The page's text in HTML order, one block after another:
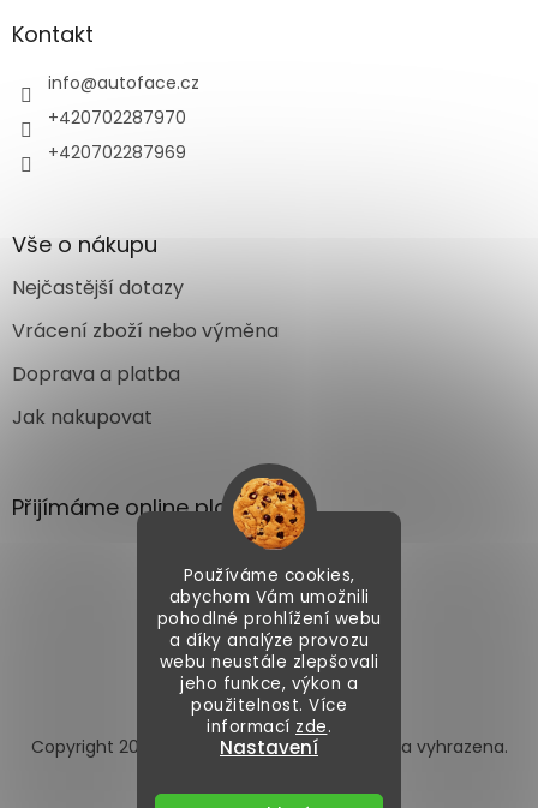
Používáme cookies,
abychom Vám umožnili
pohodlné prohlížení webu
a díky analýze provozu
webu neustále zlepšovali
jeho funkce, výkon a
použitelnost. Více
informací zde.
Nastavení
Kontakt
info@autoface.cz
+420702287970
+420702287969
Vše o nákupu
Nejčastější dotazy
Vrácení zboží nebo výměna
Doprava a platba
Jak nakupovat
Přijímáme online platby
Vytvořil Shoptet
Copyright 2026 Autoface.cz. Všechna práva vyhrazena.